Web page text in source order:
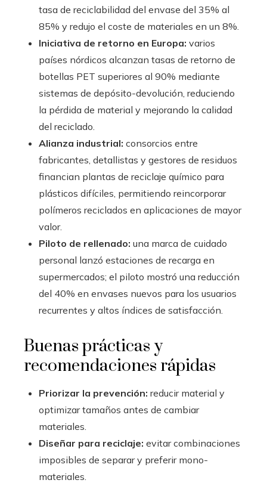
tasa de reciclabilidad del envase del 35% al
85% y redujo el coste de materiales en un 8%.
Iniciativa de retorno en Europa: varios
países nórdicos alcanzan tasas de retorno de
botellas PET superiores al 90% mediante
sistemas de depósito-devolución, reduciendo
la pérdida de material y mejorando la calidad
del reciclado.
Alianza industrial: consorcios entre
fabricantes, detallistas y gestores de residuos
financian plantas de reciclaje químico para
plásticos difíciles, permitiendo reincorporar
polímeros reciclados en aplicaciones de mayor
valor.
Piloto de rellenado: una marca de cuidado
personal lanzó estaciones de recarga en
supermercados; el piloto mostró una reducción
del 40% en envases nuevos para los usuarios
recurrentes y altos índices de satisfacción.
Buenas prácticas y
recomendaciones rápidas
Priorizar la prevención: reducir material y
optimizar tamaños antes de cambiar
materiales.
Diseñar para reciclaje: evitar combinaciones
imposibles de separar y preferir mono-
materiales.